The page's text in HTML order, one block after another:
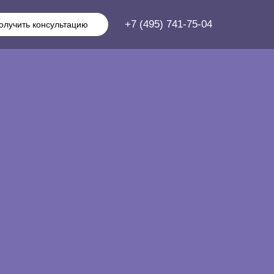
консультацию +7 (495) 741-75-04